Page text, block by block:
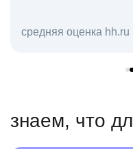
средняя оценка hh.ru
знаем, что